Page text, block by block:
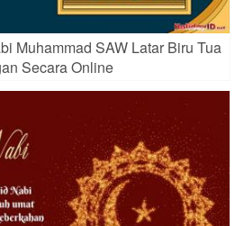
Muhammad SAW Latar Biru Tua
Secara Online